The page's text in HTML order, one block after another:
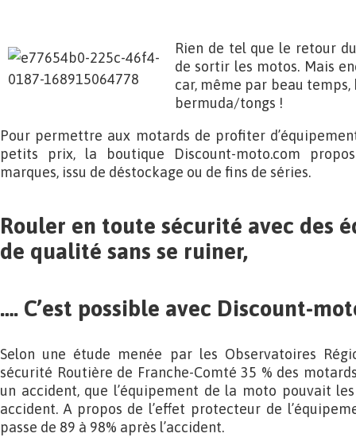
Rien de tel que le retour
de sortir les motos. Mais
car, même par beau
bermuda/tongs !
Pour permettre aux motards de profiter
petits prix, la boutique Discount-moto.com
marques, issu de déstockage ou de fins de séries.
Rouler en toute sécurité avec des
de qualité sans se ruiner,
…. C’est possible avec Discount-
Selon une étude menée par les Observatoires
sécurité Routière de Franche-Comté 35 % des
un accident, que l’équipement de la moto pouvait
accident. A propos de l’effet protecteur de
passe de 89 à 98% après l’accident.